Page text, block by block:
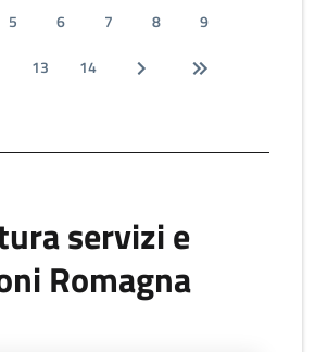
5 6 7 8
9
13 14
servizi e
Romagna